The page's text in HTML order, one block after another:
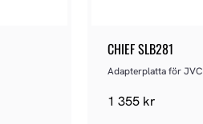
CHIEF SLB281
Adapterplatta för JVC
1 355kr